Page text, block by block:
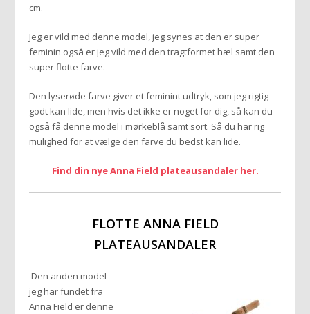
cm.
Jeg er vild med denne model, jeg synes at den er super
feminin også er jeg vild med den tragtformet hæl samt den
super flotte farve.
Den lyserøde farve giver et feminint udtryk, som jeg rigtig
godt kan lide, men hvis det ikke er noget for dig, så kan du
også få denne model i mørkeblå samt sort. Så du har rig
mulighed for at vælge den farve du bedst kan lide.
Find din nye Anna Field plateausandaler her.
FLOTTE ANNA FIELD
PLATEAUSANDALER
Den anden model
jeg har fundet fra
Anna Field er denne